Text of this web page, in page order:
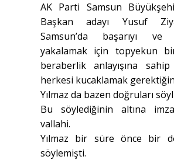
AK Parti Samsun
Başkan adayı Yusuf
Samsun’da başarıyı ve
yakalamak için topyekun
beraberlik anlayışına
herkesi kucaklamak
Yılmaz da bazen doğruları
Bu söylediğinin altına
vallahi.
Yılmaz bir süre önce bir
söylemişti.